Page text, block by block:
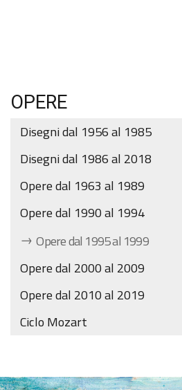
OPERE
Disegni dal 1956 al 1985
Disegni dal 1986 al 2018
Opere dal 1963 al 1989
Opere dal 1990 al 1994
Opere dal 1995 al 1999
Opere dal 2000 al 2009
Opere dal 2010 al 2019
Ciclo Mozart